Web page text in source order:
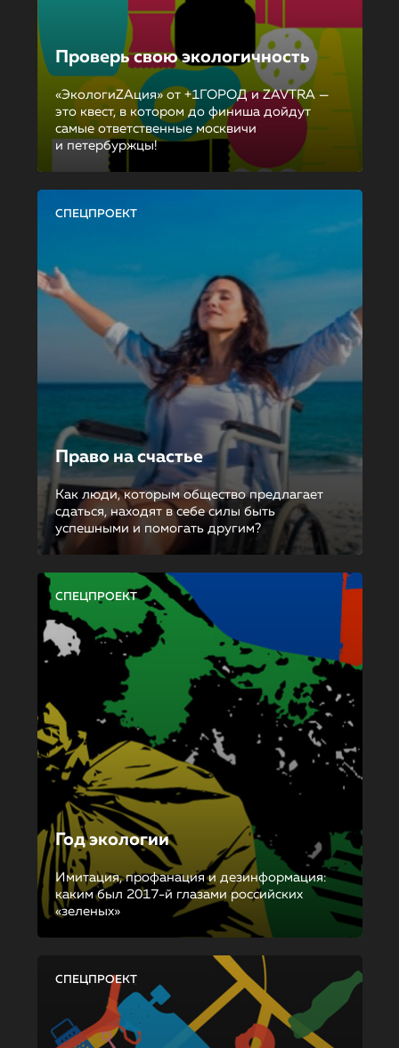
Проверь свою экологичность
«ЭкологиZAция» от +1ГОРОД и ZAVTRA —
это квест, в котором до финиша дойдут
самые ответственные москвичи
и петербуржцы!
СПЕЦПРОЕКТ
Право на счастье
Как люди, которым общество предлагает
сдаться, находят в себе силы быть
успешными и помогать другим?
СПЕЦПРОЕКТ
Год экологии
Имитация, профанация и дезинформация:
каким был 2017-й глазами российских
«зеленых»
СПЕЦПРОЕКТ